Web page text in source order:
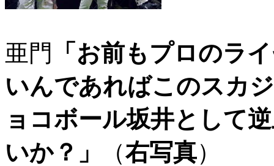
亜門
「お前もプロのラ
いんであればこのスカ
ョコボール坂井として
いか？」
（右写真）